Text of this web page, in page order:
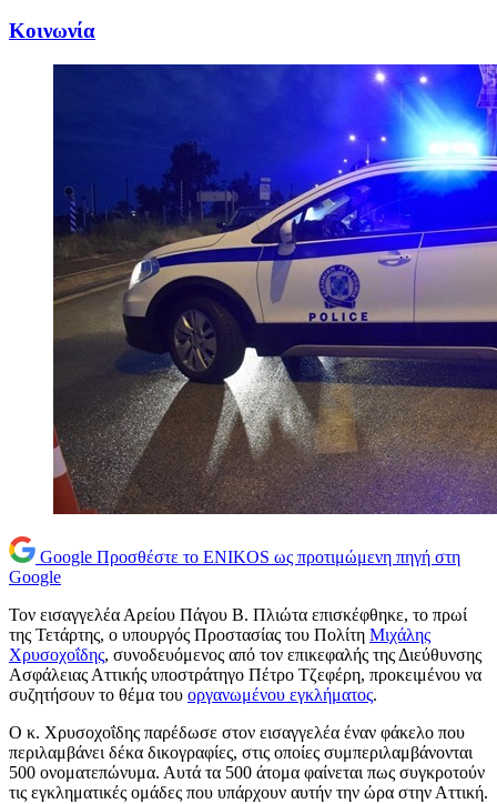
Κοινωνία
Google Προσθέστε το ENIKOS ως προτιμώμενη πηγή στη
Google
Τον εισαγγελέα Αρείου Πάγου Β. Πλιώτα επισκέφθηκε, το πρωί
της Τετάρτης, ο υπουργός Προστασίας του Πολίτη Μιχάλης
Χρυσοχοΐδης, συνοδευόμενος από τον επικεφαλής της Διεύθυνσης
Ασφάλειας Αττικής υποστράτηγο Πέτρο Τζεφέρη, προκειμένου να
συζητήσουν το θέμα του οργανωμένου εγκλήματος.
Ο κ. Χρυσοχοΐδης παρέδωσε στον εισαγγελέα έναν φάκελο που
περιλαμβάνει δέκα δικογραφίες, στις οποίες συμπεριλαμβάνονται
500 ονοματεπώνυμα. Αυτά τα 500 άτομα φαίνεται πως συγκροτούν
τις εγκληματικές ομάδες που υπάρχουν αυτήν την ώρα στην Αττική.